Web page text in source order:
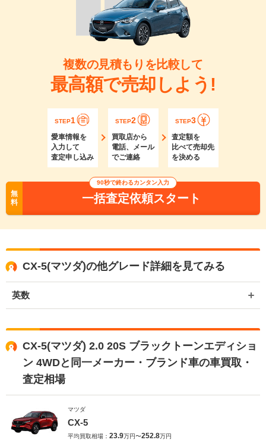
複数の見積もりを比較して
最高額で売却しよう!
STEP1
愛車情報を
入力して
査定申し込み
STEP2
買取店から
電話、メール
でご連絡
STEP3
査定額を
比べて売却先
を決める
無
料
90秒で終わるカンタン入力
一括査定依頼スタート
CX-5(マツダ)の他グレード詳細を見てみる
英数
CX-5(マツダ) 2.0 20S ブラックトーンエディショ
ン 4WDと同一メーカー・ブランド車の車買取・
査定相場
マツダ
CX-5
平均買取相場： 23.9万円〜252.8万円